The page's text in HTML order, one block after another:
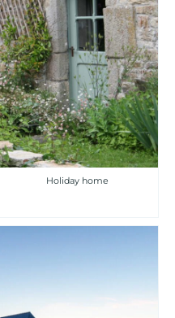
Holiday home